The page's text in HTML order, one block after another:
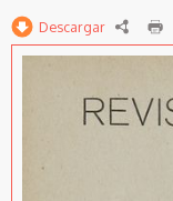
Descargar RDF